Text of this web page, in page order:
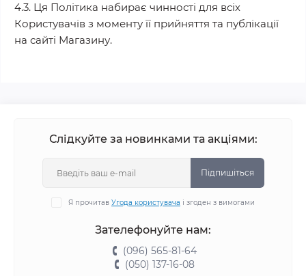
4.3. Ця Політика набирає чинності для всіх
Користувачів з моменту її прийняття та публікації
на сайті Магазину.
Слідкуйте за новинками та акціями:
Підпишіться
Я прочитав Угода користувача і згоден з вимогами
Зателефонуйте нам:
(096) 565-81-64
(050) 137-16-08